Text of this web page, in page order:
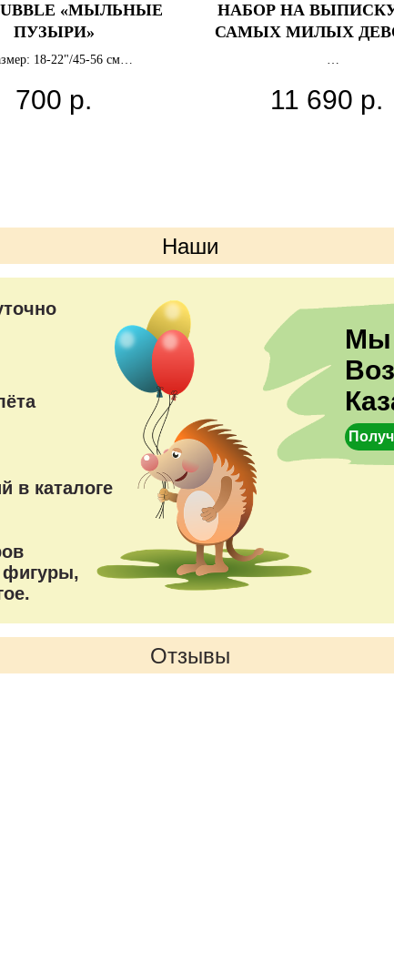
«МЫЛЬНЫЕ
ПУЗЫРИ»
18-22"/45-56 см
пластик
шара: Anagram, США
700 р.
НАБОР НА
САМЫХ МИЛЫХ
надписью,
- 2 сферы с перьями с
11 690 р.
Наши
преимущества
Мы
в каталоге
Отзывы